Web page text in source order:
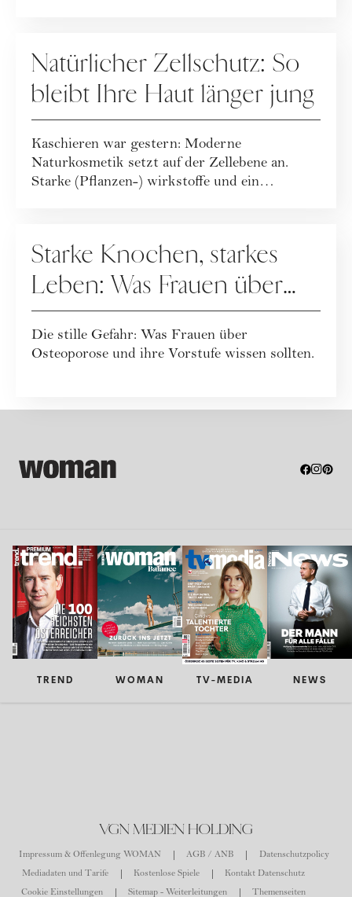
Natürlicher Zellschutz: So
bleibt Ihre Haut länger jung
Kaschieren war gestern: Moderne
Naturkosmetik setzt auf der Zellebene an.
Starke (Pflanzen-) wirkstoffe und ein
Starke Knochen, starkes
Leben: Was Frauen über
Osteoporose wissen
sollten
Die stille Gefahr: Was Frauen über
Osteoporose und ihre Vorstufe wissen sollten.
TREND WOMAN TV-MEDIA NEWS
VGN MEDIEN HOLDING
Impressum & Offenlegung WOMAN AGB / ANB
Datenschutzpolicy
Mediadaten und Tarife
Kostenlose Spiele
Kontakt Datenschutz
Cookie Einstellungen
Sitemap - Weiterleitungen Themenseiten